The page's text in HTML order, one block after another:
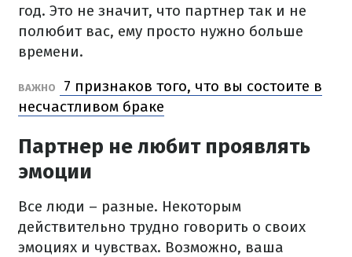
год. Это не значит, что партнер так и не
полюбит вас, ему просто нужно больше
времени.
ВАЖНО
7 признаков того, что вы состоите в
несчастливом браке
Партнер не любит проявлять
эмоции
Все люди – разные. Некоторым
действительно трудно говорить о своих
эмоциях и чувствах. Возможно, ваша